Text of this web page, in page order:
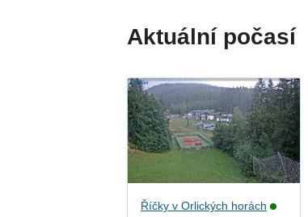
Aktuální počasí
Říčky v Orlických horách